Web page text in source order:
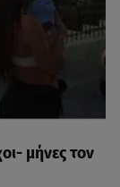
μήνες τον